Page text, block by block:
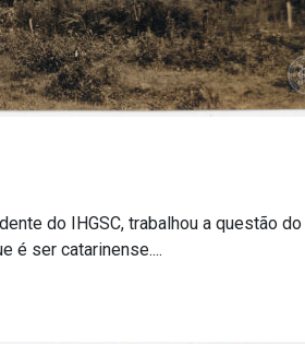
do IHGSC, trabalhou a questão
é ser catarinense....